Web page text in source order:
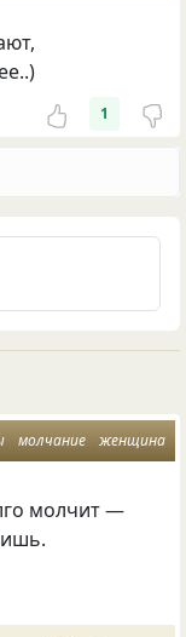
1
молчание женщина
молчит —